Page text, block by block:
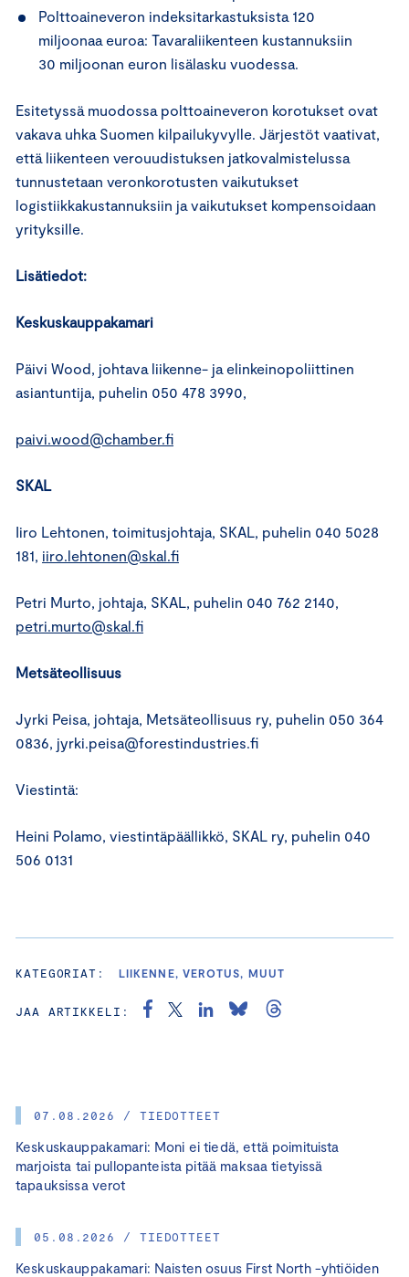
07.08.2026 / TIEDOTTEET
Keskuskauppakamari: Moni ei tiedä, että poimituista
marjoista tai pullopanteista pitää maksaa tietyissä
tapauksissa verot
05.08.2026 / TIEDOTTEET
Keskuskauppakamari: Naisten osuus First North -yhtiöiden
Polttoaineveron indeksitarkastuksista 120
miljoonaa euroa: Tavaraliikenteen kustannuksiin
30 miljoonan euron lisälasku vuodessa.
Esitetyssä muodossa polttoaineveron korotukset ovat
vakava uhka Suomen kilpailukyvylle. Järjestöt vaativat,
että liikenteen verouudistuksen jatkovalmistelussa
tunnustetaan veronkorotusten vaikutukset
logistiikkakustannuksiin ja vaikutukset kompensoidaan
yrityksille.
Lisätiedot:
Keskuskauppakamari
Päivi Wood, johtava liikenne- ja elinkeinopoliittinen
asiantuntija, puhelin 050 478 3990,
paivi.wood@chamber.fi
SKAL
Iiro Lehtonen, toimitusjohtaja, SKAL, puhelin 040 5028
181, iiro.lehtonen@skal.fi
Petri Murto, johtaja, SKAL, puhelin 040 762 2140,
petri.murto@skal.fi
Metsäteollisuus
Jyrki Peisa, johtaja, Metsäteollisuus ry, puhelin 050 364
0836, jyrki.peisa@forestindustries.fi
Viestintä:
Heini Polamo, viestintäpäällikkö, SKAL ry, puhelin 040
506 0131
KATEGORIAT: LIIKENNE, VEROTUS, MUUT
JAA ARTIKKELI: